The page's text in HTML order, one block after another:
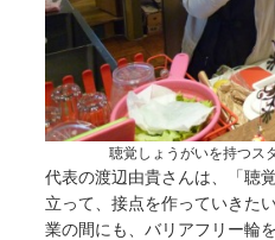
聴覚しょうがいを持つス
代表の渡辺由貴さんは、「聴
立って、接点を作っていきた
業の間にも、バリアフリー輪